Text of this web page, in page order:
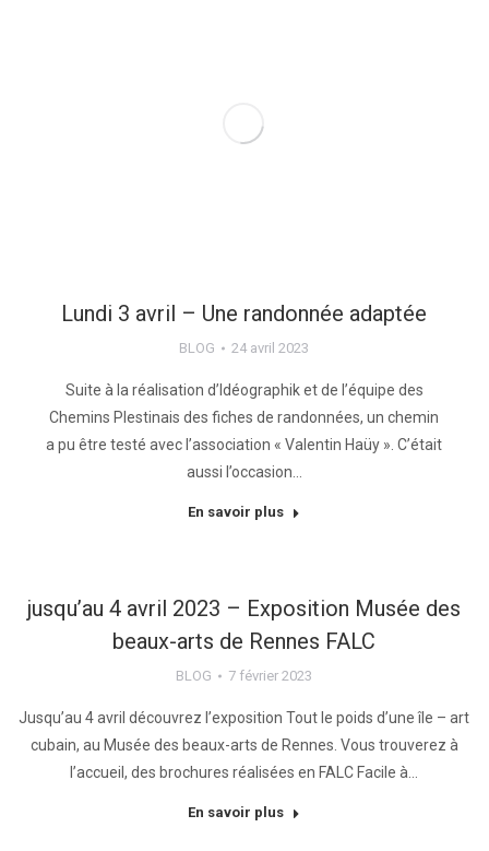
Lundi 3 avril – Une randonnée adaptée
BLOG 24 avril 2023
Suite à la réalisation d’Idéographik et de l’équipe des
Chemins Plestinais des fiches de randonnées, un chemin
a pu être testé avec l’association « Valentin Haüy ». C’était
aussi l’occasion…
En savoir plus
jusqu’au 4 avril 2023 – Exposition Musée des
beaux-arts de Rennes FALC
BLOG 7 février 2023
Jusqu’au 4 avril découvrez l’exposition Tout le poids d’une île – art
cubain, au Musée des beaux-arts de Rennes. Vous trouverez à
l’accueil, des brochures réalisées en FALC Facile à…
En savoir plus